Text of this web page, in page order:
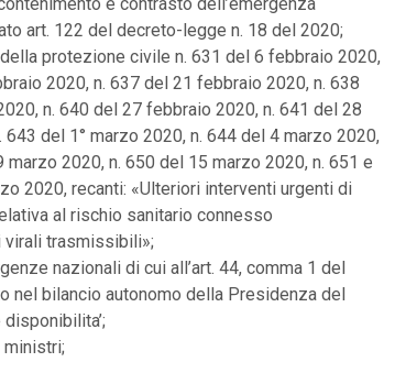
art. 122 del decreto-legge n. 18 del 2020;
protezione civile n. 631 del 6 febbraio 2020,
2020, n. 637 del 21 febbraio 2020, n. 638
n. 640 del 27 febbraio 2020, n. 641 del 28
del 1° marzo 2020, n. 644 del 4 marzo 2020,
2020, n. 650 del 15 marzo 2020, n. 651 e
2020, recanti: «Ulteriori interventi urgenti di
al rischio sanitario connesso
virali trasmissibili»;
nazionali di cui all’art. 44, comma 1 del
nel bilancio autonomo della Presidenza del